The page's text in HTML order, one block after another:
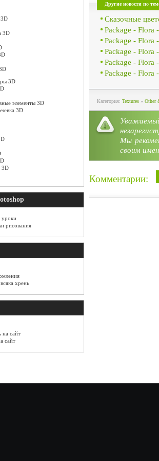
3D
3D
элементы 3D
3D
3D
уроки
рисования
хрень
на сайт
сайт
Другие новости по
Сказочные
Package - Flora
Package - Flora
Package - Flora
Package - Flora
Package - Flora
Категория: Textures » Other
Мы
своим
Комментарии: